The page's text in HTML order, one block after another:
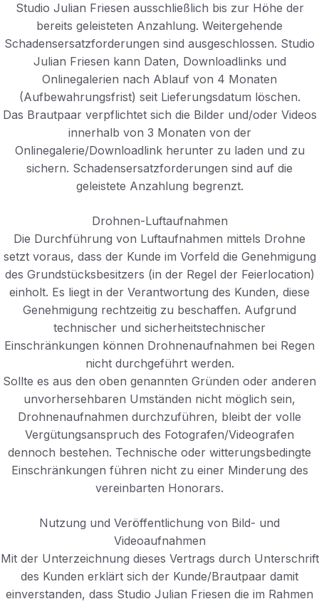
Studio Julian Friesen ausschließlich bis zur Höhe der
bereits geleisteten Anzahlung. Weitergehende
Schadensersatzforderungen sind ausgeschlossen. Studio
Julian Friesen kann Daten, Downloadlinks und
Onlinegalerien nach Ablauf von 4 Monaten
(Aufbewahrungsfrist) seit Lieferungsdatum löschen.
Das Brautpaar verpflichtet sich die Bilder und/oder Videos
innerhalb von 3 Monaten von der
Onlinegalerie/Downloadlink herunter zu laden und zu
sichern. Schadensersatzforderungen sind auf die
geleistete Anzahlung begrenzt.
Drohnen-Luftaufnahmen
Die Durchführung von Luftaufnahmen mittels Drohne
setzt voraus, dass der Kunde im Vorfeld die Genehmigung
des Grundstücksbesitzers (in der Regel der Feierlocation)
einholt. Es liegt in der Verantwortung des Kunden, diese
Genehmigung rechtzeitig zu beschaffen. Aufgrund
technischer und sicherheitstechnischer
Einschränkungen können Drohnenaufnahmen bei Regen
nicht durchgeführt werden.
Sollte es aus den oben genannten Gründen oder anderen
unvorhersehbaren Umständen nicht möglich sein,
Drohnenaufnahmen durchzuführen, bleibt der volle
Vergütungsanspruch des Fotografen/Videografen
dennoch bestehen. Technische oder witterungsbedingte
Einschränkungen führen nicht zu einer Minderung des
vereinbarten Honorars.
Nutzung und Veröffentlichung von Bild- und
Videoaufnahmen
Mit der Unterzeichnung dieses Vertrags durch Unterschrift
des Kunden erklärt sich der Kunde/Brautpaar damit
einverstanden, dass Studio Julian Friesen die im Rahmen